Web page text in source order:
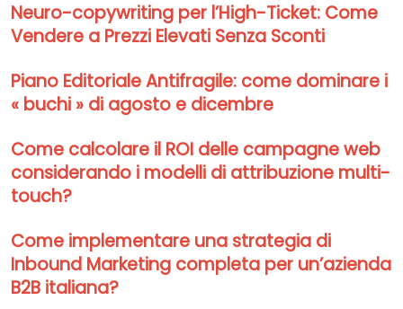
Neuro-copywriting per l’High-Ticket: Come
Vendere a Prezzi Elevati Senza Sconti
Piano Editoriale Antifragile: come dominare i
« buchi » di agosto e dicembre
Come calcolare il ROI delle campagne web
considerando i modelli di attribuzione multi-
touch?
Come implementare una strategia di
Inbound Marketing completa per un’azienda
B2B italiana?